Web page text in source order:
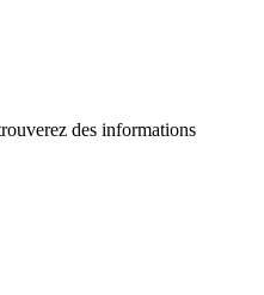
des informations